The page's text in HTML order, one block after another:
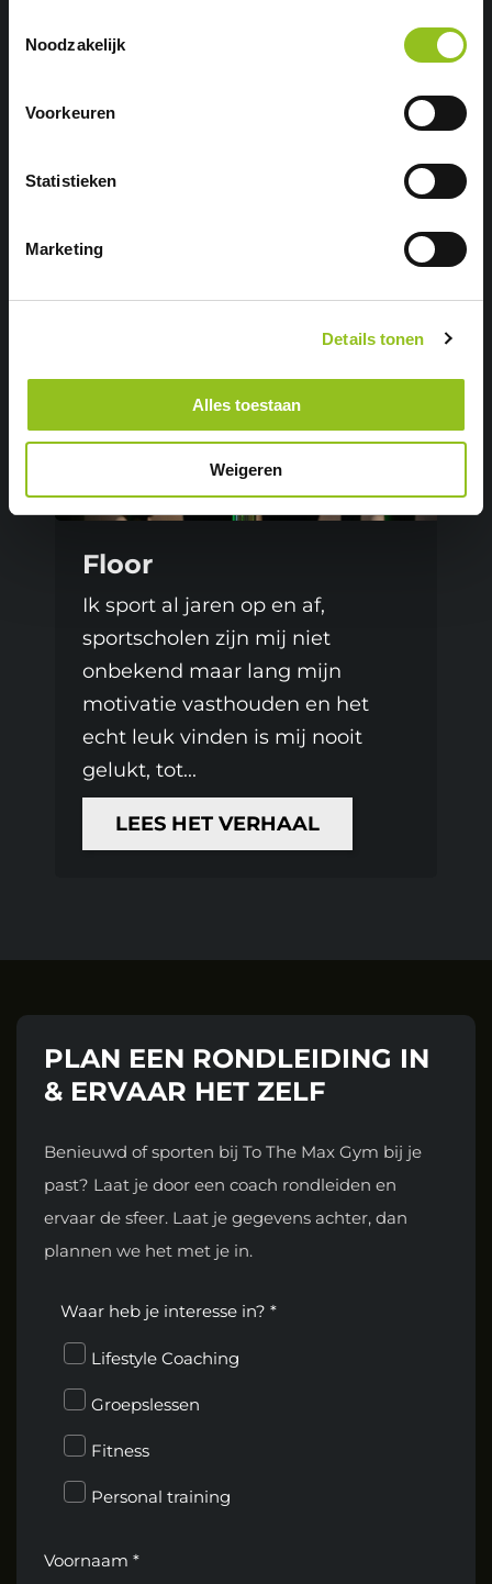
Noodzakelijk
Voorkeuren
Statistieken
Marketing
Details tonen
Alles toestaan
Weigeren
The Max Gym. Hoe hij training
Floor
Ik sport al jaren op en af,
sportscholen zijn mij niet
onbekend maar lang mijn
motivatie vasthouden en het
echt leuk vinden is mij nooit
gelukt, tot...
LEES HET VERHAAL
PLAN EEN RONDLEIDING IN
& ERVAAR HET ZELF
Benieuwd of sporten bij To The Max Gym bij je
past? Laat je door een coach rondleiden en
ervaar de sfeer. Laat je gegevens achter, dan
plannen we het met je in.
Waar heb je interesse in? *
Lifestyle Coaching
Groepslessen
Fitness
Personal training
Voornaam *